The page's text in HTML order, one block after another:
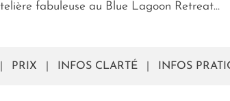
fabuleuse au Blue Lagoon Retreat…
PRIX INFOS CLARTÉ INFOS